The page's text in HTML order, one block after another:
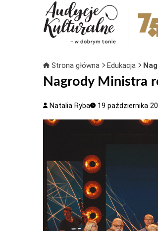
Strona główna Edukacja
Nagrody Ministra
Natalia Ryba 19 października